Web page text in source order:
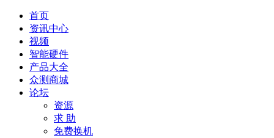
首页
资讯中心
视频
智能硬件
产品大全
众测商城
论坛
资源
求 助
免费换机